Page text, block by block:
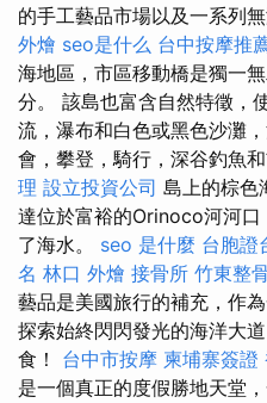
的手工藝品市場以及一系列
外燴 seo是什么 台中按摩推
海地區，市區移動橋是獨一
分。 該島也富含自然特徵，
流，瀑布和白色或黑色沙灘
會，攀登，騎行，深谷釣魚
理 設立投資公司 島上的棕色
達位於富裕的Orinoco河河
了海水。 seo 是什麼 台胞證
名 林口 外燴 接骨所 竹東整
藝品是美國旅行的補充，作
探索始終閃閃發光的海洋大
食！ 台中市按摩 柬埔寨簽證
是一個真正的度假勝地天堂